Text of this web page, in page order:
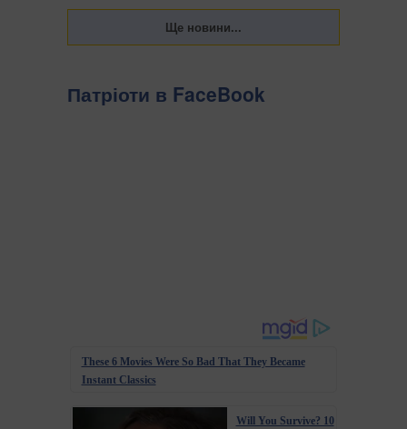
Патріоти в FaceBook
These 6 Movies Were So Bad That They Became
Instant Classics
Will You Survive? 10